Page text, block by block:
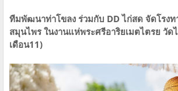
ทีมพัฒนาท่าโขลง ร่วมกับ DD ไก่สด จัดโรง
สมุนไพร ในงานแห่พระศรีอาริยเมตไตรย วัด
เดือน11)